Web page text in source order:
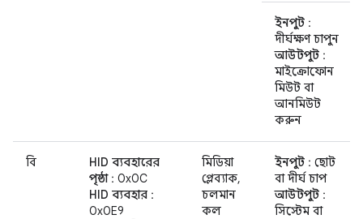
ইনপুট :
দীর্ঘক্ষণ চাপুন
আউটপুট :
মাইক্রোফোন
মিউট বা
আনমিউট
করুন
বি
HID ব্যবহারের
পৃষ্ঠা: 0x0C
HID ব্যবহার :
0x0E9
মিডিয়া
প্লেব্যাক,
চলমান
কল
ইনপুট : ছোট
বা দীর্ঘ চাপ
আউটপুট :
সিস্টেম বা